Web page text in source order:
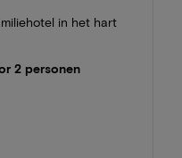
in het hart
2 personen